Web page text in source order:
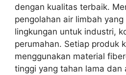
dengan kualitas terbaik.
pengolahan air limbah
lingkungan untuk industri,
perumahan. Setiap produk
menggunakan material
tinggi yang tahan lama dan